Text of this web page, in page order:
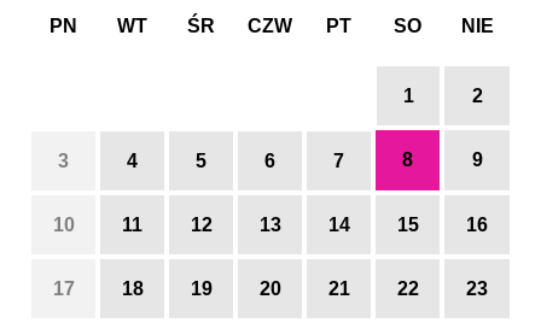
PN WT ŚR CZW PT SO NIE
1 2
3 4 5 6 7 8 9
10 11 12 13 14 15 16
17 18 19 20 21 22 23